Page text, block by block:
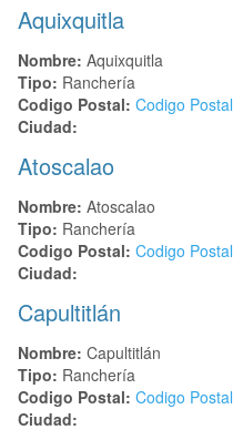
Aquixquitla
Nombre: Aquixquitla
Tipo: Ranchería
Codigo Postal: Codigo Postal
Ciudad:
Atoscalao
Nombre: Atoscalao
Tipo: Ranchería
Codigo Postal: Codigo Postal
Ciudad:
Capultitlán
Nombre: Capultitlán
Tipo: Ranchería
Codigo Postal: Codigo Postal
Ciudad: